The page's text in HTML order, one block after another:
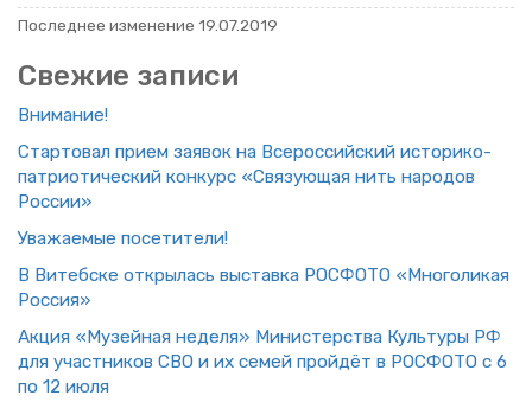
По­след­нее из­ме­не­ние 19.07.2019
Све­жие за­пи­си
Вни­ма­ние!
Стар­то­вал прием за­явок на Все­рос­сий­ский ис­то­ри­ко-
пат­ри­о­ти­че­ский кон­курс «Свя­зу­ю­щая нить на­ро­дов
Рос­сии»
Ува­жа­е­мые по­се­ти­те­ли!
В Ви­теб­ске от­кры­лась вы­став­ка РОС­ФО­ТО «Мно­го­ли­кая
Рос­сия»
Акция «Му­зей­ная неде­ля» Ми­ни­стер­ства Куль­ту­ры РФ
для участ­ни­ков СВО и их семей прой­дёт в РОС­ФО­ТО с 6
по 12 июля